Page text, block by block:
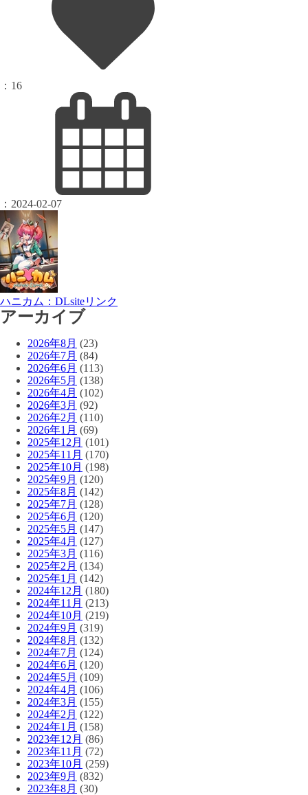
： 16
： 2024-02-07
ハニカム：DLsiteリンク
アーカイブ
2026年8月 (23)
2026年7月 (84)
2026年6月 (113)
2026年5月 (138)
2026年4月 (102)
2026年3月 (92)
2026年2月 (110)
2026年1月 (69)
2025年12月 (101)
2025年11月 (170)
2025年10月 (198)
2025年9月 (120)
2025年8月 (142)
2025年7月 (128)
2025年6月 (120)
2025年5月 (147)
2025年4月 (127)
2025年3月 (116)
2025年2月 (134)
2025年1月 (142)
2024年12月 (180)
2024年11月 (213)
2024年10月 (219)
2024年9月 (319)
2024年8月 (132)
2024年7月 (124)
2024年6月 (120)
2024年5月 (109)
2024年4月 (106)
2024年3月 (155)
2024年2月 (122)
2024年1月 (158)
2023年12月 (86)
2023年11月 (72)
2023年10月 (259)
2023年9月 (832)
2023年8月 (30)